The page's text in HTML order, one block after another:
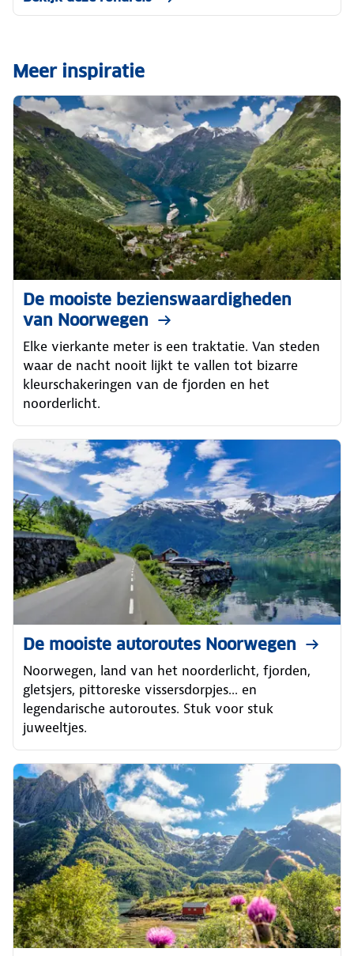
Meer inspiratie
De mooiste bezienswaardigheden
van Noorwegen
Elke vierkante meter is een traktatie. Van steden
waar de nacht nooit lijkt te vallen tot bizarre
kleurschakeringen van de fjorden en het
noorderlicht.
De mooiste autoroutes Noorwegen
Noorwegen, land van het noorderlicht, fjorden,
gletsjers, pittoreske vissersdorpjes... en
legendarische autoroutes. Stuk voor stuk
juweeltjes.